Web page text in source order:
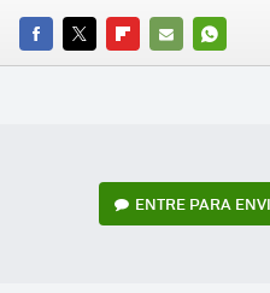
FACEBOOK
TWITTERFLIPBOARD
E-
ENTRE PARA